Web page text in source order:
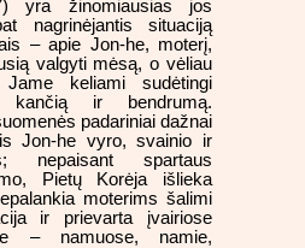
yra žinomiausias jos
nagrinėjantis situaciją
– apie Jon-he, moterį,
valgyti mėsą, o vėliau
keliami sudėtingi
kančią ir bendrumą.
padariniai dažnai
Jon-he vyro, svainio ir
nepaisant spartaus
Pietų Korėja išlieka
moterims šalimi
ir prievarta įvairiose
– namuose, namie,